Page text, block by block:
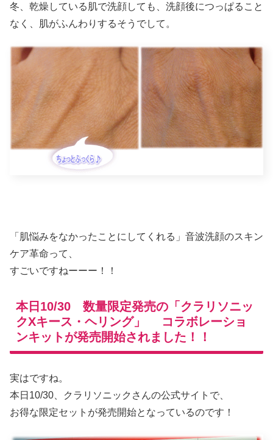
冬、乾燥している肌で洗顔しても、洗顔後につっぱること
なく、肌がふんわりするそうでして。
「肌悩みをなかったことにしてくれる」音波洗顔のスキン
ケア革命って、
すごいですねーーー！！
本日10/30 数量限定発売の「クラリソニッ
クXキース・ヘリング」 コラボレーショ
ンキットが発売開始されました！！
実はですね。
本日10/30、クラリソニックさんの公式サイトで、
お得な限定セットが発売開始となっているのです！